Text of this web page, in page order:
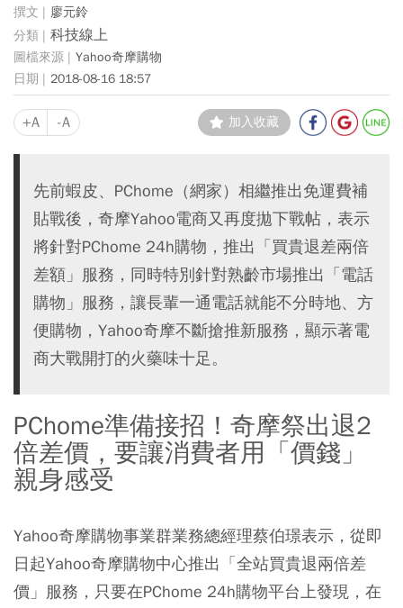
廖元鈴
科技線上
Yahoo奇摩購物
2018-08-16 18:57
+A -A 加入收藏
先前蝦皮、PChome（網家）相繼推出免運費補
貼戰後，奇摩Yahoo電商又再度拋下戰帖，表示
將針對PChome 24h購物，推出「買貴退差兩倍
差額」服務，同時特別針對熟齡市場推出「電話
購物」服務，讓長輩一通電話就能不分時地、方
便購物，Yahoo奇摩不斷搶推新服務，顯示著電
商大戰開打的火藥味十足。
PChome準備接招！奇摩祭出退2
倍差價，要讓消費者用「價錢」
親身感受
Yahoo奇摩購物事業群業務總經理蔡伯璟表示，從即
日起Yahoo奇摩購物中心推出「全站買貴退兩倍差
價」服務，只要在PChome 24h購物平台上發現，在